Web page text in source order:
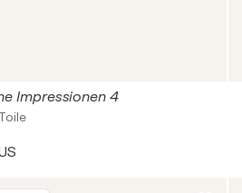
Impressionen 4